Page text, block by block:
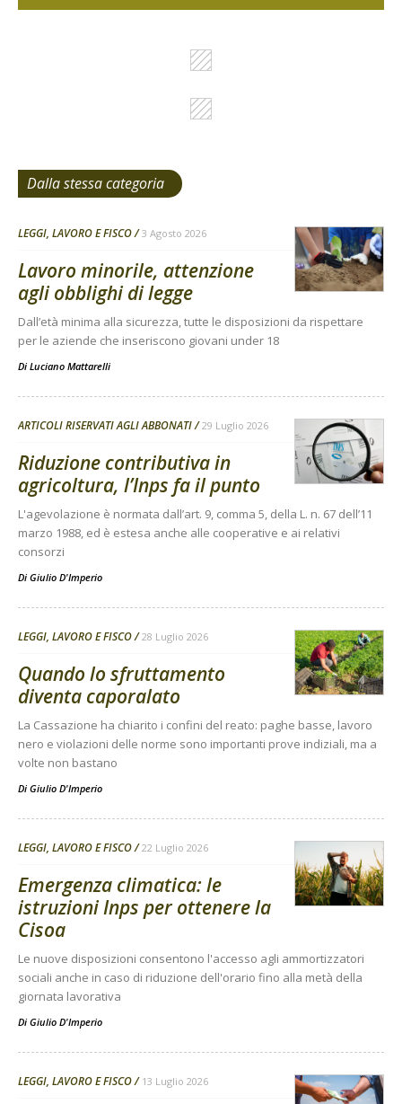
Dalla stessa categoria
LEGGI, LAVORO E FISCO 3 Agosto 2026
Lavoro minorile, attenzione
agli obblighi di legge
Dall’età minima alla sicurezza, tutte le disposizioni da rispettare
per le aziende che inseriscono giovani under 18
Di Luciano Mattarelli
ARTICOLI RISERVATI AGLI ABBONATI 29 Luglio 2026
Riduzione contributiva in
agricoltura, l’Inps fa il punto
L'agevolazione è normata dall’art. 9, comma 5, della L. n. 67 dell’11
marzo 1988, ed è estesa anche alle cooperative e ai relativi
consorzi
Di Giulio D'Imperio
LEGGI, LAVORO E FISCO 28 Luglio 2026
Quando lo sfruttamento
diventa caporalato
La Cassazione ha chiarito i confini del reato: paghe basse, lavoro
nero e violazioni delle norme sono importanti prove indiziali, ma a
volte non bastano
Di Giulio D'Imperio
LEGGI, LAVORO E FISCO 22 Luglio 2026
Emergenza climatica: le
istruzioni Inps per ottenere la
Cisoa
Le nuove disposizioni consentono l'accesso agli ammortizzatori
sociali anche in caso di riduzione dell'orario fino alla metà della
giornata lavorativa
Di Giulio D'Imperio
LEGGI, LAVORO E FISCO 13 Luglio 2026